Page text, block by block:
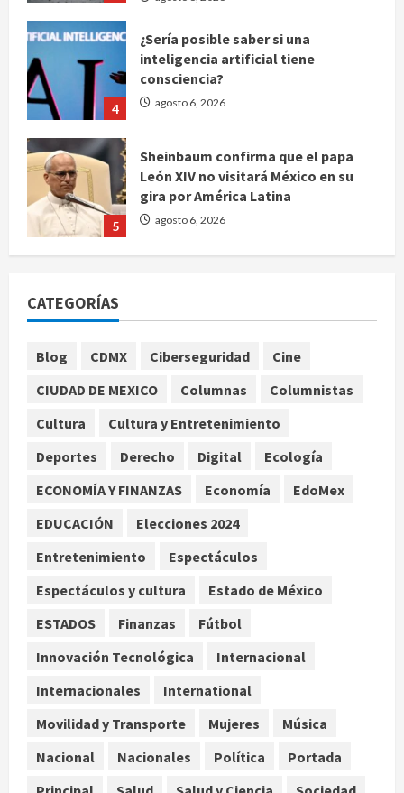
4
consciencia?
Sheinbaum confirma que el papa
León XIV no visitará México en su
Bad Bunny enfrenta dos demandas
millonarias por uso no consentido
2
Publican artículo sobre adaptar la
Bacterias en el semen también
condicionan el éxito del embarazo:
estudio cambia el foco al
microbioma seminal
¿Sería posible saber si una
consciencia?
agosto 6, 2026
Sheinbaum confirma que el papa
León XIV no visitará México en su
agosto 6, 2026
CATEGORÍAS
Blog CDMX Ciberseguridad
Cine
CIUDAD DE MEXICO
Columnas
Columnistas
Cultura
Cultura y Entretenimiento
Deportes
Derecho Digital
Ecología
ECONOMÍA Y FINANZAS
Economía
EdoMex
EDUCACIÓN
Elecciones 2024
Entretenimiento
Espectáculos
Espectáculos y cultura
Estado de México
ESTADOS
Finanzas
Fútbol
Innovación Tecnológica
Internacional
Internacionales
International
Movilidad y Transporte
Mujeres
Música
Nacional
Nacionales Política
Portada